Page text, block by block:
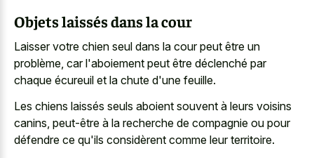
Objets laissés dans la cour
Laisser votre chien seul dans la cour peut être un
problème, car l'aboiement peut être déclenché par
chaque écureuil et la chute d'une feuille.
Les chiens laissés seuls aboient souvent à leurs voisins
canins, peut-être à la recherche de compagnie ou pour
défendre ce qu'ils considèrent comme leur territoire.